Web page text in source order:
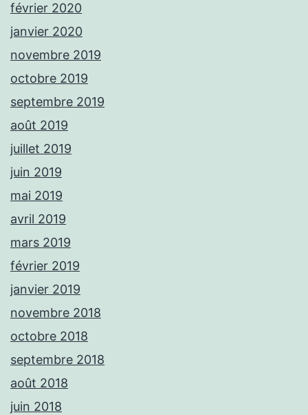
février 2020
janvier 2020
novembre 2019
octobre 2019
septembre 2019
août 2019
juillet 2019
juin 2019
mai 2019
avril 2019
mars 2019
février 2019
janvier 2019
novembre 2018
octobre 2018
septembre 2018
août 2018
juin 2018